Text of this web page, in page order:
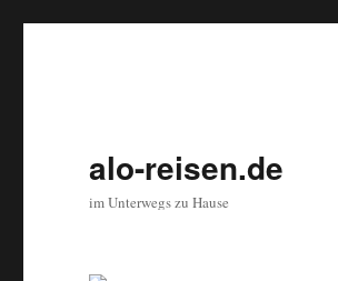
alo-reisen.de
im Unterwegs zu Hause